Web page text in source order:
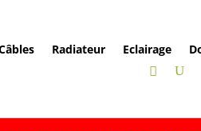
Radiateur Eclairage